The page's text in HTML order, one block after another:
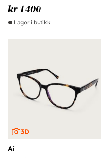
kr 1400
Lager i butikk
Ai